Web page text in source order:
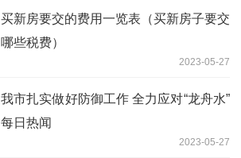
买新房要交的费用一览表（买新房子要交
哪些税费）
2023-05-27
我市扎实做好防御工作 全力应对“龙舟水”
每日热闻
2023-05-27